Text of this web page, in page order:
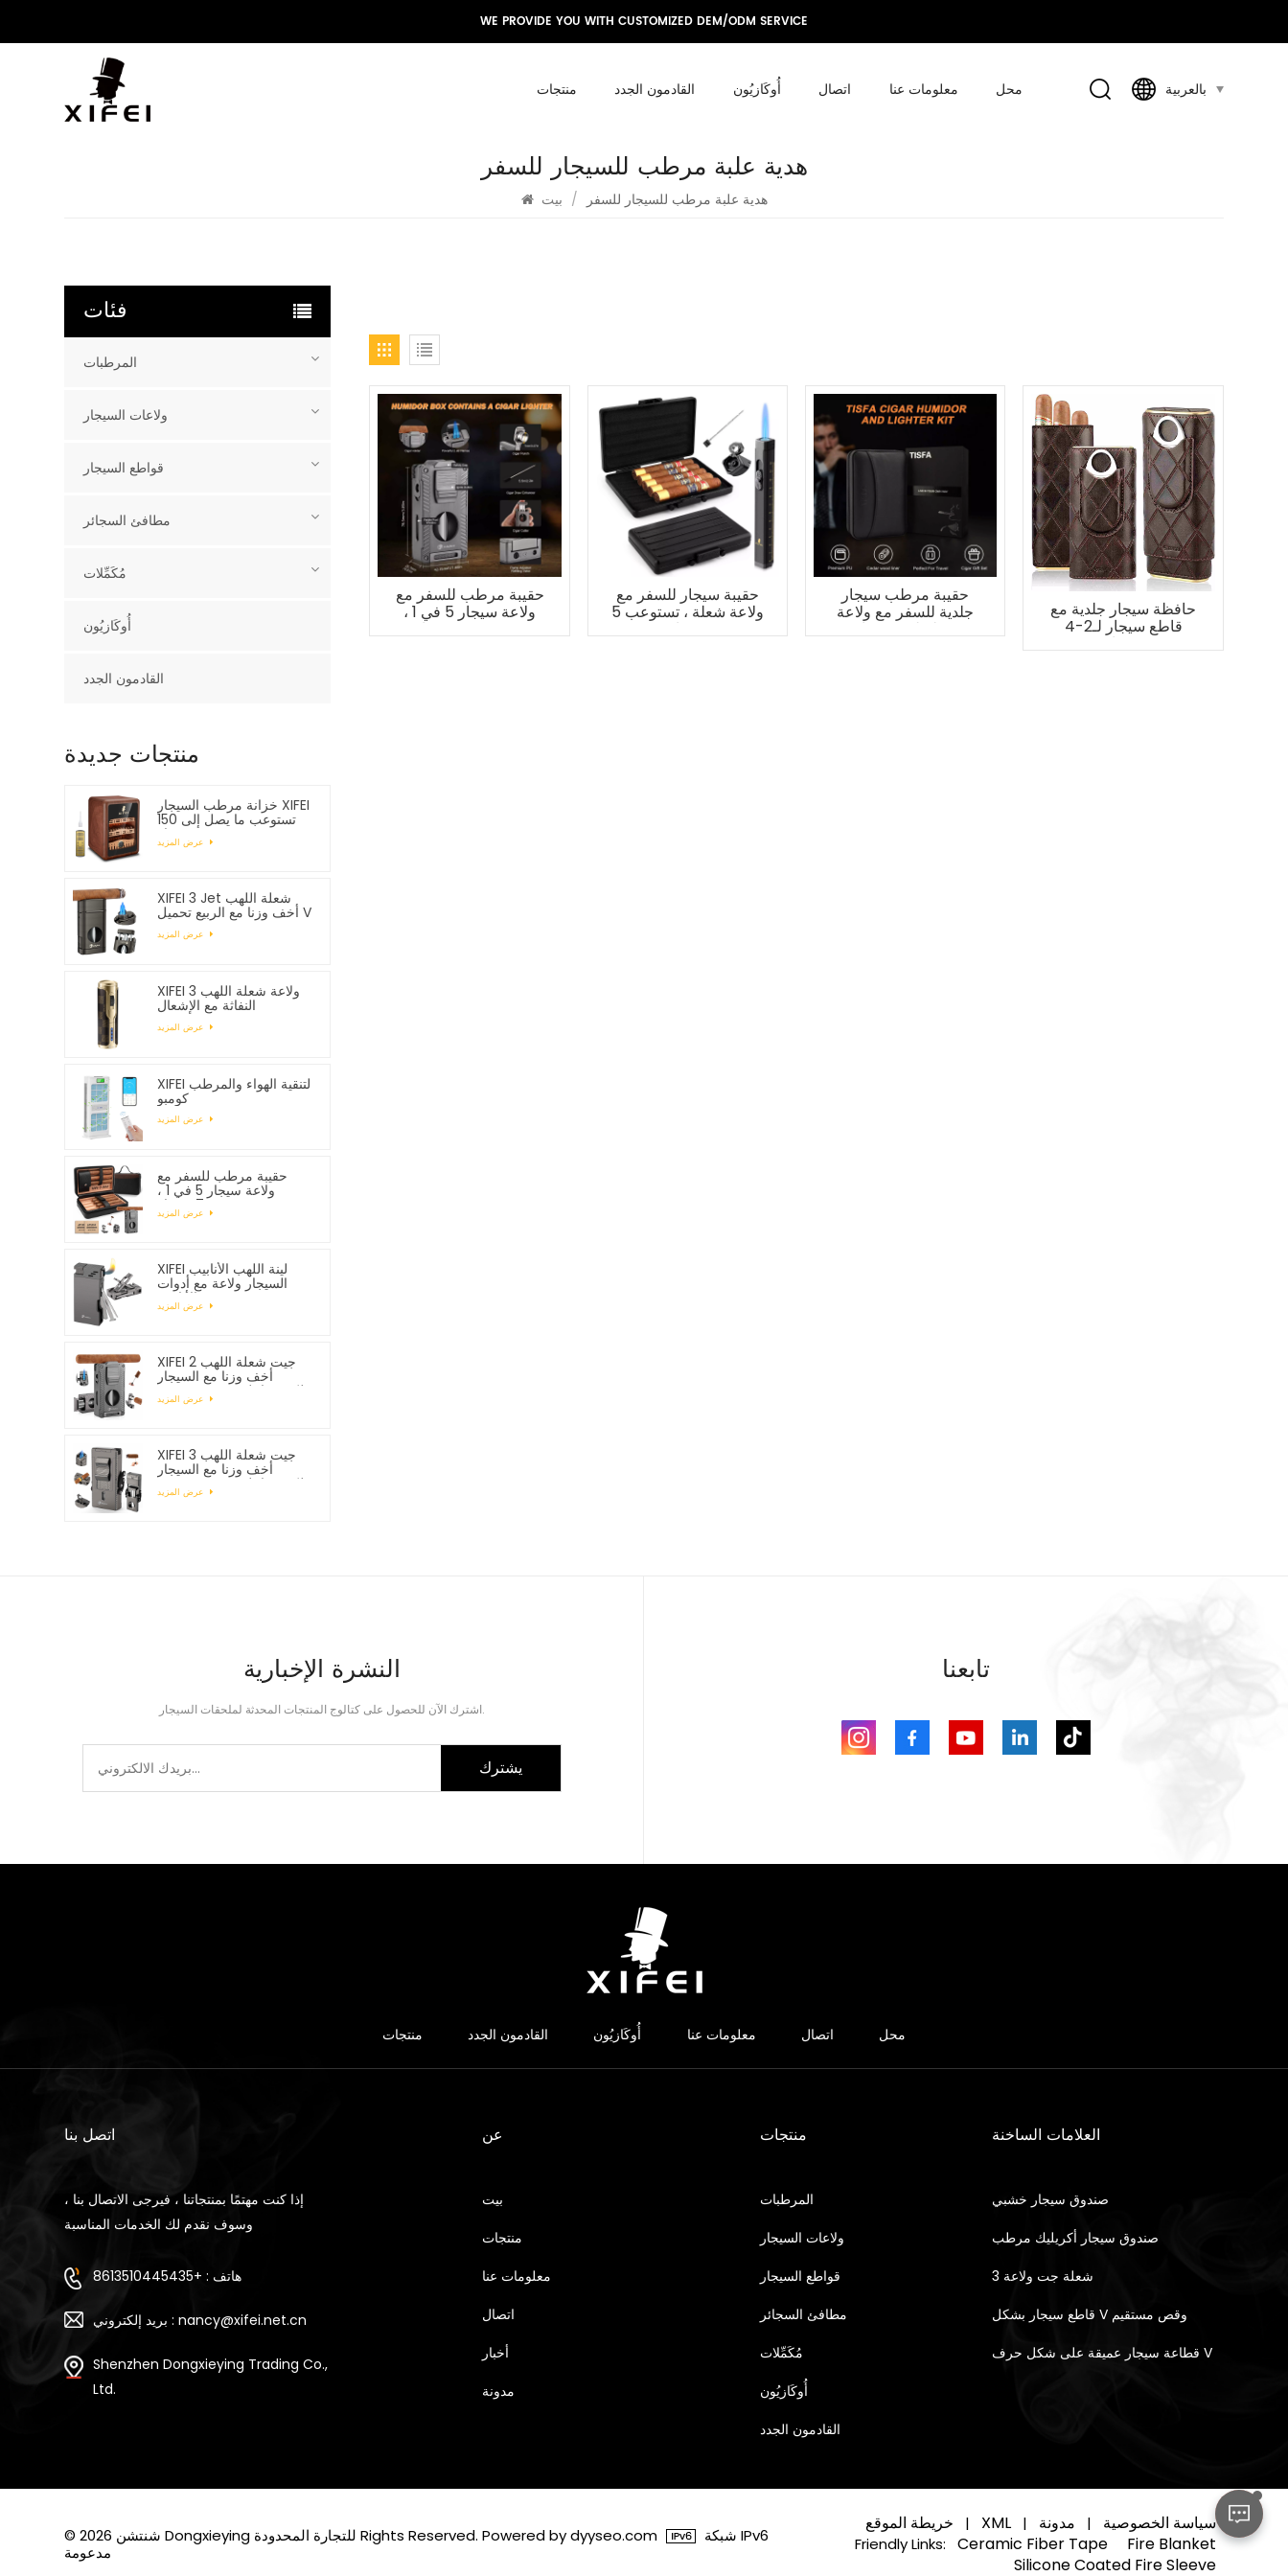
WE PROVIDE YOU WITH CUSTOMIZED DEM/ODM SERVICE
منتجات القادمون الجدد أُوكَازيُون اتصال معلومات عنا محل بالعربية
هدية علبة مرطب للسيجار للسفر
/ هدية علبة مرطب للسيجار للسفر
حقيبة مرطب للسفر مع
ولاعة سيجار 5 في 1 ،
حقيبة سيجار للسفر مع
ولاعة شعلة ، تستوعب 5
سيجار
حقيبة مرطب سيجار
جلدية للسفر مع ولاعة
شعلة لـ 6 سيجار
حافظة سيجار جلدية مع
قاطع سيجار لـ2-4
سيجار
فئات
المرطبات
ولاعات السيجار
قواطع السيجار
مطافئ السجائر
مُكَمِّلات
أُوكَازيُون
القادمون الجدد
منتجات جديدة
خزانة مرطب السيجار XIFEI
تستوعب ما يصل إلى 150
سيجار
XIFEI 3 Jet شعلة اللهب
أخف وزنا مع الربيع تحميل V
القاطع
XIFEI 3 ولاعة شعلة اللهب
النفاثة مع الإشعال
الإلكتروني
XIFEI لتنقية الهواء والمرطب
كومبو
حقيبة مرطب للسفر مع
ولاعة سيجار 5 في 1 ،
تستوعب 7 سيجار
XIFEI لينة اللهب الأنابيب
السيجار ولاعة مع أدوات
الأنابيب
XIFEI 2 جيت شعلة اللهب
أخف وزنا مع السيجار
Vcutter لكمة حامل رسم
محسن
XIFEI 3 جيت شعلة اللهب
أخف وزنا مع السيجار
Vcutter لكمة حامل رسم
محسن
النشرة الإخبارية
اشترك الآن للحصول على كتالوج المنتجات المحدثة لملحقات السيجار.
يشترك
تابعنا
منتجات القادمون الجدد أُوكَازيُون معلومات عنا اتصال محل
اتصل بنا
إذا كنت مهتمًا بمنتجاتنا ، فيرجى الاتصال بنا ،
وسوف نقدم لك الخدمات المناسبة
هاتف : +8613510445435
بريد إلكتروني : nancy@xifei.net.cn
Shenzhen Dongxieying Trading Co.,
Ltd.
عن
بيت
منتجات
معلومات عنا
اتصال
أخبار
مدونة
منتجات
المرطبات
ولاعات السيجار
قواطع السيجار
مطافئ السجائر
مُكَمِّلات
أُوكَازيُون
القادمون الجدد
العلامات الساخنة
صندوق سيجار خشبي
صندوق سيجار أكريليك مرطب
3 شعلة جت ولاعة
قاطع سيجار بشكل V وقص مستقيم
قطاعة سيجار عميقة على شكل حرف V
© 2026 شنتشن Dongxieying للتجارة المحدودة Rights Reserved. Powered by dyyseo.com
مدعومة
خريطة الموقع | XML | مدونة | سياسة الخصوصية
Friendly Links: Ceramic Fiber Tape
Fire Blanket
Silicone Coated Fire Sleeve